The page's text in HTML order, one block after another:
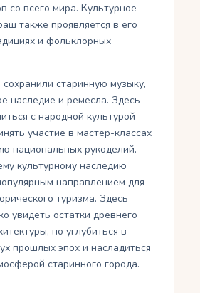
со всего мира. Культурное
также проявляется в его
и фольклорных
старинную музыку,
наследие и ремесла. Здесь
с народной культурой
участие в мастер-классах
национальных рукоделий.
культурному наследию
направлением для
туризма. Здесь
увидеть остатки древнего
но углубиться в
прошлых эпох и насладиться
старинного города.